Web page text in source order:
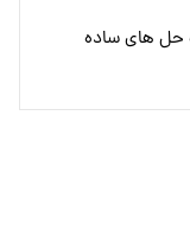
حل‌ های ساده